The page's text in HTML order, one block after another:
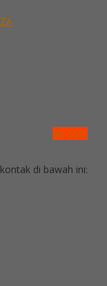
via SMS
di bawah ini: